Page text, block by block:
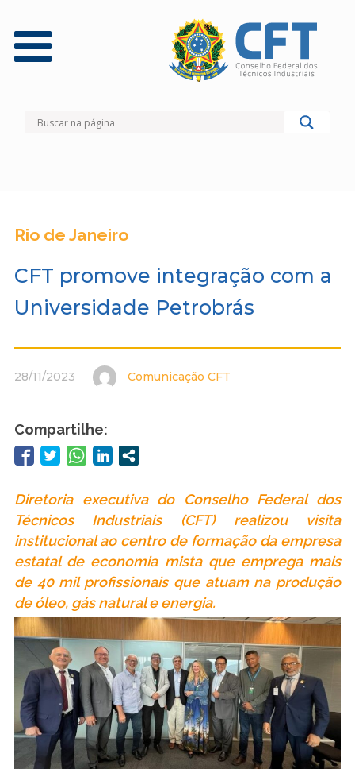
Rio de Janeiro
CFT promove integração com a
Universidade Petrobrás
28/11/2023 Comunicação CFT
Compartilhe:
Diretoria executiva do Conselho Federal dos
Técnicos Industriais (CFT) realizou visita
institucional ao centro de formação da empresa
estatal de economia mista que emprega mais
de 40 mil profissionais que atuam na produção
de óleo, gás natural e energia.